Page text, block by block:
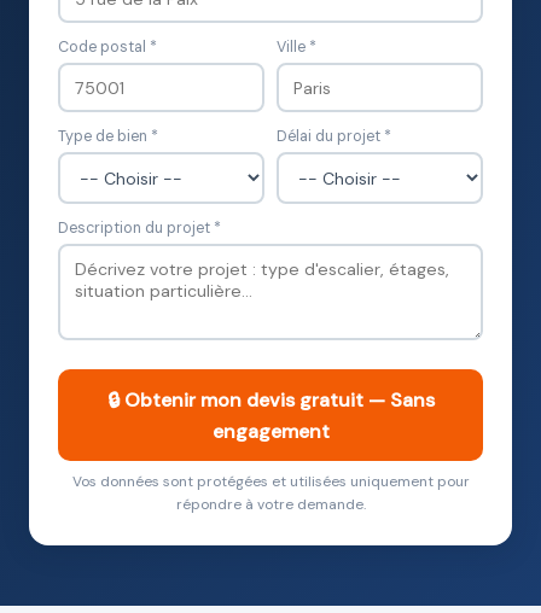
Code postal * Ville *
Type de bien * Délai du projet *
Description du projet *
🔒 Obtenir mon devis gratuit — Sans
engagement
Vos données sont protégées et utilisées uniquement pour
répondre à votre demande.